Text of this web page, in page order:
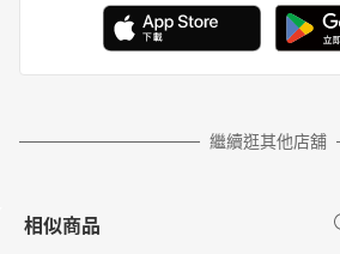
繼續逛其他店舖
相似商品